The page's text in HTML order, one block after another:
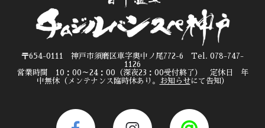
〒654-0111 神戸市須磨区車字奥中ノ尾772-6 Tel. 078-747-
1126
営業時間 10：00～24：00（深夜23：00受付終了） 定休日 年
中無休（メンテナンス臨時休あり。
お知らせにて告知）